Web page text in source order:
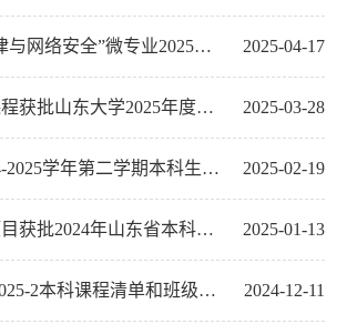
2025-04-17
络安全”微专业2025年招生简章
2025-03-28
东大学2025年度课堂教学改革课程立项
2025-02-19
学年第二学期本科生补退选通知
2025-01-13
年山东省本科教学改革研究重点项目
2024-12-11
2本科课程清单和班级课表